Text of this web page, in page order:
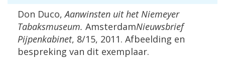
Don Duco,Aanwinsten uit het Niemeyer
Tabaksmuseum. AmsterdamNieuwsbrief
Pijpenkabinet, 8/15, 2011. Afbeelding en
bespreking van dit exemplaar.